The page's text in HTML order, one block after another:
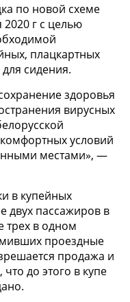
по новой схеме
г с целью
плацкартных
сидения.
здоровья
вирусных
условий
местами», —
в купейных
двух пассажиров в
трех в одном
проездные
продажа и
до этого в купе